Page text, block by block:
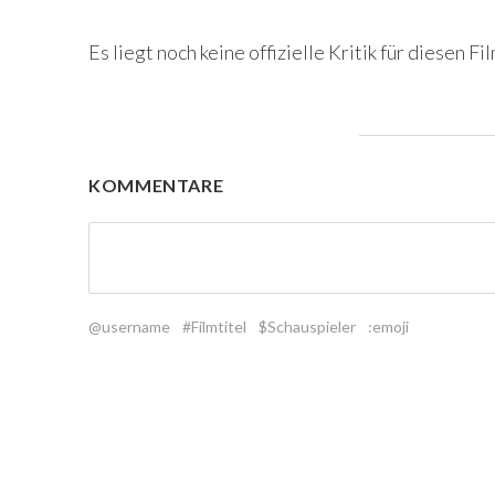
Es liegt noch keine offizielle Kritik für diesen
KOMMENTARE
@username #Filmtitel $Schauspieler :emoji